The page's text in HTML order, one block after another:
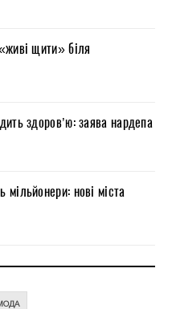
щити» біля
здоров’ю: заява нардепа
мільйонери: нові міста